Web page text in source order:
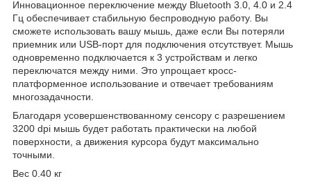
Инновационное переключение между Bluetooth 3.0, 4.0 и 2.4
Гц обеспечивает стабильную беспроводную работу. Вы
сможете использовать вашу мышь, даже если Вы потеряли
приемник или USB-порт для подключения отсутствует. Мышь
одновременно подключается к 3 устройствам и легко
переключатся между ними. Это упрощает кросс-
платформенное использование и отвечает требованиям
многозадачности.
Благодаря усовершенствованному сенсору с разрешением
3200 dpi мышь будет работать практически на любой
поверхности, а движения курсора будут максимально
точными.
Вес 0.40 кг